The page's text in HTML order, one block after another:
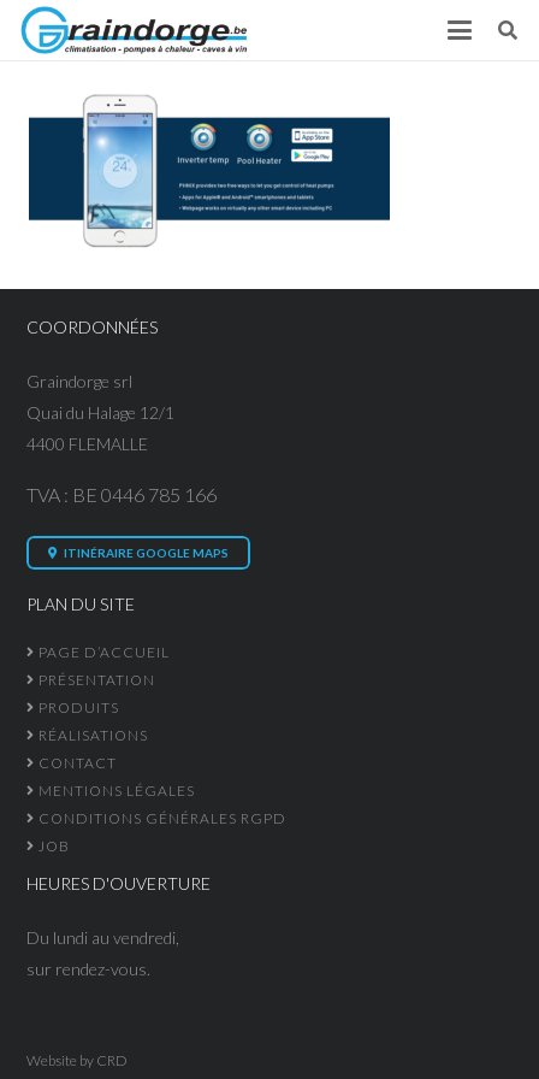
COORDONNÉES
Graindorge srl
Quai du Halage 12/1
4400 FLEMALLE
TVA : BE 0446 785 166
ITINÉRAIRE GOOGLE MAPS
PLAN DU SITE
PAGE D’ACCUEIL
PRÉSENTATION
PRODUITS
RÉALISATIONS
CONTACT
MENTIONS LÉGALES
CONDITIONS GÉNÉRALES RGPD
JOB
HEURES D'OUVERTURE
Du lundi au vendredi,
sur rendez-vous.
Website by CRD